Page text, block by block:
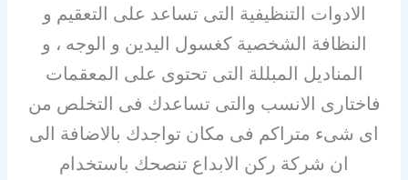
الادوات التنظيفية التى تساعد على التعقيم و
النظافة الشخصية كغسول اليدين و الوجه ، و
المناديل المبللة التى تحتوى على المعقمات
فاختارى الانسب والتى تساعدك فى التخلص من
اى شىء متراكم فى مكان تواجدك بالاضافة الى
ان شركة ركن الابداع تنصحك باستخدام